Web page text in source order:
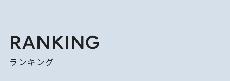
RANKING
ランキング